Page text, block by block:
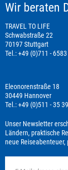
Wir beraten
TRAVEL TO LIFE
Schwabstraße 22
70197 Stuttgart
Tel.: +49 (0)711 -
Eleonorenstraße 18
30449 Hannover
Tel.: +49 (0)511 - 35
Unser Newsletter
Ländern, praktische
neue